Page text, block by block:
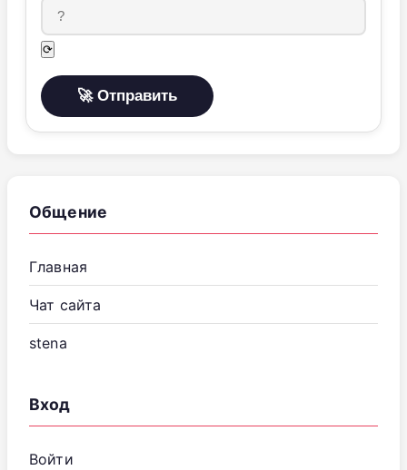
Общение
Главная
Чат сайта
stena
Вход
Войти
⟳